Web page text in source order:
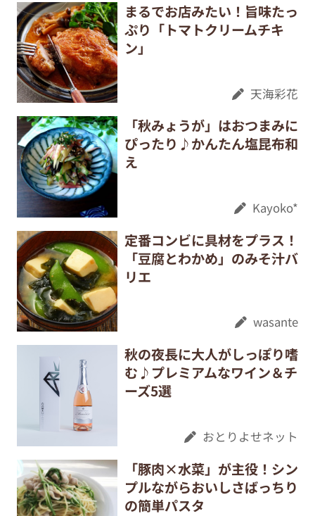
まるでお店みたい！旨味たっ
ぷり「トマトクリームチキ
ン」
天海彩花
「秋みょうが」はおつまみに
ぴったり♪かんたん塩昆布和
え
Kayoko*
定番コンビに具材をプラス！
「豆腐とわかめ」のみそ汁バ
リエ
wasante
秋の夜長に大人がしっぽり嗜
む♪プレミアムなワイン＆チ
ーズ5選
おとりよせネット
「豚肉×水菜」が主役！シン
プルながらおいしさばっちり
の簡単パスタ